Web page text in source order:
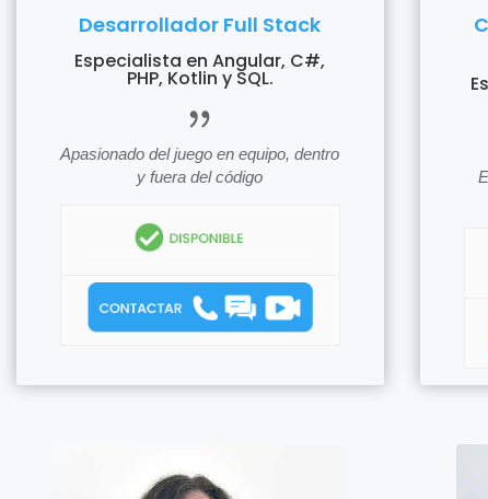
Desarrollador Full Stack
Especialista en Angular, C#,
PHP, Kotlin y SQL.
icon_quotations
icon
Apasionado del juego en equipo, dentro
y fuera del código